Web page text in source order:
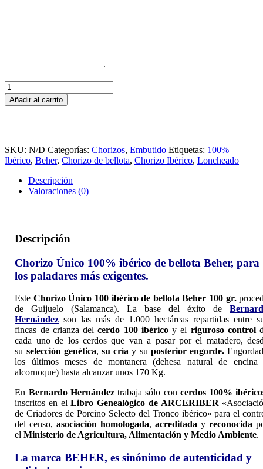
Chorizo
Único
100%
BEHER
100
cantidad
Añadir al carrito
SKU: N/D Categorías: Chorizos, Embutido Etiquetas: 100%
Ibérico, Beher, Chorizo de bellota, Chorizo Ibérico, Loncheado
Descripción
Valoraciones (0)
Descripción
Chorizo Único 100% ibérico de bellota Beher, para
los paladares más exigentes.
Este Chorizo Único 100 ibérico de bellota Beher 100 gr.
de Guijuelo (Salamanca). La base del éxito de
Hernández son las más de 1.000 hectáreas repartidas entre
fincas de crianza delcerdo 100 ibéricoy el riguroso control
cada uno de los cerdos que van a pasar por el matadero,
su selección genética, su cría y su posterior engorde.
los últimos meses de montanera (dehesa natural de encina
alcornoque) hasta alcanzar unos 170 Kg.
En Bernardo Hernándeztrabaja sólo con cerdos 100%
inscritos en elLibro Genealógico de ARCERIBER
de Criadores de Porcino Selecto del Tronco ibérico» para el
del censo,asociación homologada,acreditada yreconocida
elMinisterio de Agricultura, Alimentación y Medio Ambiente.
La marca BEHER, es sinónimo de autenticidad y